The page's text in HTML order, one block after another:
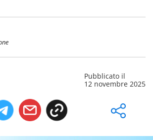
Pubblicato il
12 novembre 2025